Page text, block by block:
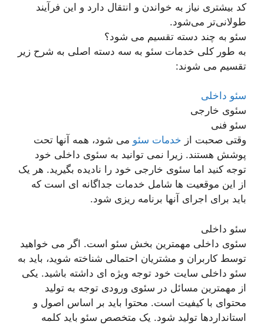
کد بیشتری نیاز به خواندن و انتقال دارد و این فرآیند
طولانی‌تر می‌شود.
سئو به چند دسته تقسیم می شود؟
به طور کلی خدمات سئو به سه دسته اصلی به شرح زیر
تقسیم می شوند:
سئو داخلی
سئوی خارجی
سئو فنی
وقتی صحبت از خدمات سئو می شود، همه آنها تحت
پوشش هستند. زیرا نمی توانید به سئوی داخلی خود
توجه کنید اما سئوی خارجی خود را نادیده بگیرید. هر یک
از این موقعیت ها شامل خدمات جداگانه ای است که
باید برای اجرای آنها برنامه ریزی شود.
سئو داخلی
سئوی داخلی مهمترین بخش سئو است. اگر می خواهید
توسط کاربران و مشتریان احتمالی شناخته شوید، باید به
سئو داخلی سایت خود توجه ویژه ای داشته باشید. یکی
از مهمترین مسائل در سئوی ورودی توجه به تولید
محتوای با کیفیت است. محتوا باید بر اساس اصول و
استانداردها تولید شود. یک متخصص سئو باید کلمه